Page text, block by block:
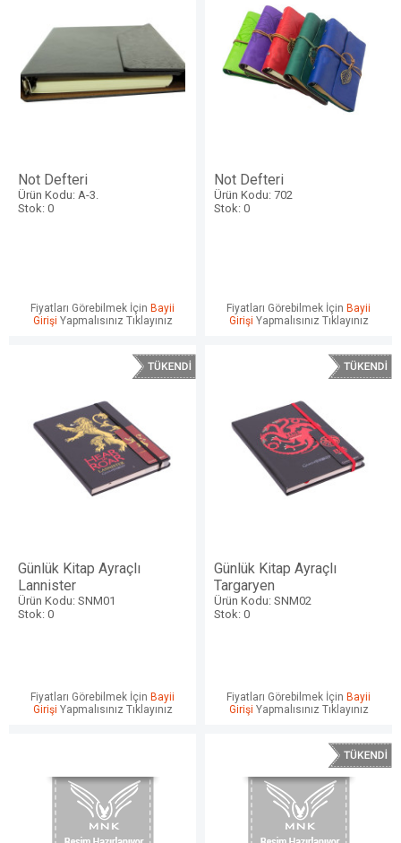
Not Defteri
Ürün Kodu: A-3.
Stok: 0
Fiyatları Görebilmek İçin Bayii
Girişi Yapmalısınız Tıklayınız
Not Defteri
Ürün Kodu: 702
Stok: 0
Fiyatları Görebilmek İçin Bayii
Girişi Yapmalısınız Tıklayınız
Günlük Kitap Ayraçlı
Lannister
Ürün Kodu: SNM01
Stok: 0
Fiyatları Görebilmek İçin Bayii
Girişi Yapmalısınız Tıklayınız
Günlük Kitap Ayraçlı
Targaryen
Ürün Kodu: SNM02
Stok: 0
Fiyatları Görebilmek İçin Bayii
Girişi Yapmalısınız Tıklayınız